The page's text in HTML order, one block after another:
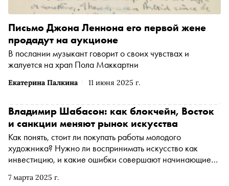
Екатерина Палкина 11 июня 2025 г.
Письмо Джона Леннона его первой жене
продадут на аукционе
В послании музыкант говорит о своих чувствах и
жалуется на храп Пола Маккартни
7 марта 2025 г.
Владимир Шабасон: как блокчейн, Восток
и санкции меняют рынок искусства
Как понять, стоит ли покупать работы молодого
художника? Нужно ли воспринимать искусство как
инвестицию, и какие ошибки совершают начинающие
остается закрытым, но при этом продолжает